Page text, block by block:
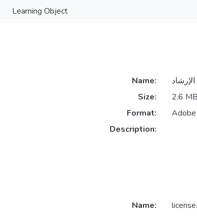
Learning Object
Name:
Size:
2.6 MB
Format:
Description:
Name: